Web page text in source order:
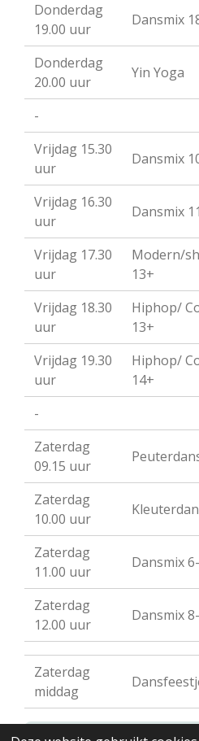
Donderdag
19.00 uur
Dansmix
Donderdag
20.00 uur
Yin Yoga
-
Vrijdag 15.30
uur
Dansmix
Vrijdag 16.30
uur
Dansmix
Vrijdag 17.30
uur
Modern/
13+
Vrijdag 18.30
uur
Hiphop/
13+
Vrijdag 19.30
uur
Hiphop/
14+
-
Zaterdag
09.15 uur
Zaterdag
10.00 uur
Zaterdag
11.00 uur
Dansmix
Zaterdag
12.00 uur
Dansmix
Zaterdag
middag